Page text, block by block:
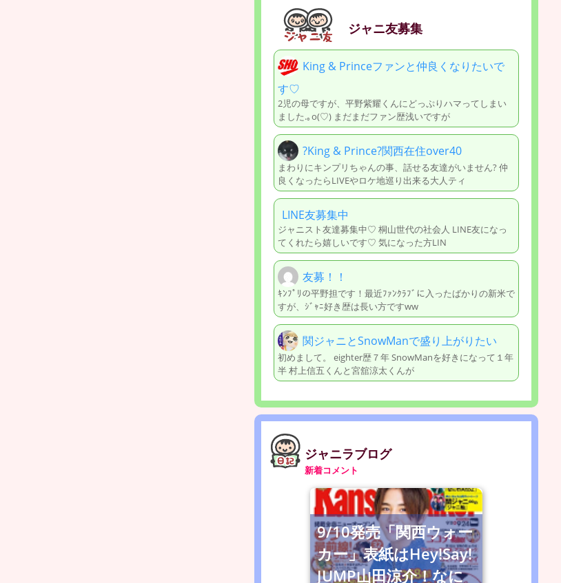
ジャニ友募集
King & Princeファンと仲良くなりたいで
す♡
2児の母ですが、平野紫耀くんにどっぷりハマってしまい
ました.｡o(♡︎) まだまだファン歴浅いですが
?King & Prince?関西在住over40
まわりにキンプリちゃんの事、話せる友達がいません? 仲
良くなったらLIVEやロケ地巡り出来る大人ティ
LINE友募集中
ジャニスト友達募集中♡ 桐山世代の社会人 LINE友になっ
てくれたら嬉しいです♡ 気になった方LIN
友募！！
ｷﾝﾌﾟﾘの平野担です！最近ﾌｧﾝｸﾗﾌﾞに入ったばかりの新米で
すが、ｼﾞｬﾆ好き歴は長い方ですww
関ジャニとSnowManで盛り上がりたい
初めまして。 eighter歴７年 SnowManを好きになって１年
半 村上信五くんと宮舘涼太くんが
ジャニラブログ
新着コメント
9/10発売「関西ウォー
カー」表紙はHey!Say!
JUMP山田涼介！なに